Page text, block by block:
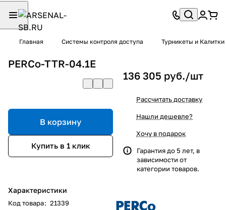
Главная Системы контроля доступа Турникеты и Калитки
PERCo-TTR-04.1E
В корзину
Купить в 1 клик
Характеристики
Код товара: 21339
136 305 руб./шт
Рассчитать доставку
Нашли дешевле?
Хочу в подарок
Гарантия до 5 лет, в
зависимости от
категории товаров.